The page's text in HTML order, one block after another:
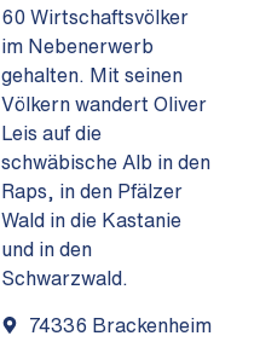
60 Wirtschaftsvölker
im Nebenerwerb
gehalten. Mit seinen
Völkern wandert Oliver
Leis auf die
schwäbische Alb in den
Raps, in den Pfälzer
Wald in die Kastanie
und in den
Schwarzwald.
74336 Brackenheim